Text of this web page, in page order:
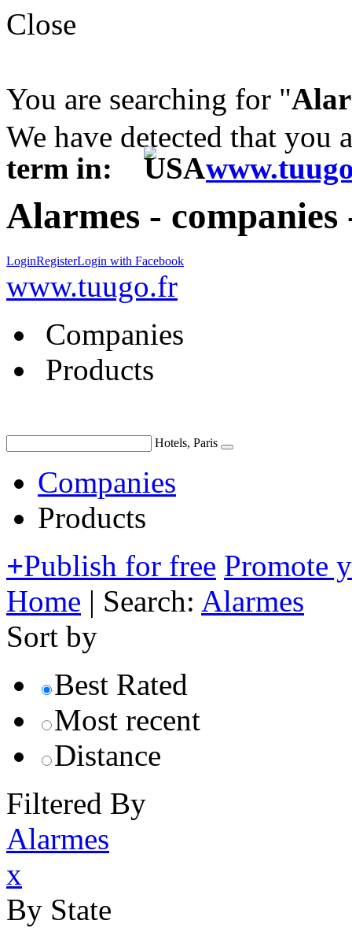
Close
You are searching for "
We have detected that you
term in:
Alarmes - companies
LoginRegisterLogin with Facebook
www.tuugo.fr
Companies
Products
Hotels, Paris
Companies
Products
+Publish for free Promote
Home | Search: Alarmes
Sort by
Best Rated
Most recent
Distance
Filtered By
Alarmes
x
By State